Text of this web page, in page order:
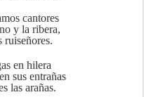
cantores
y la ribera,
ruiseñores.
en hilera
sus entrañas
las arañas.